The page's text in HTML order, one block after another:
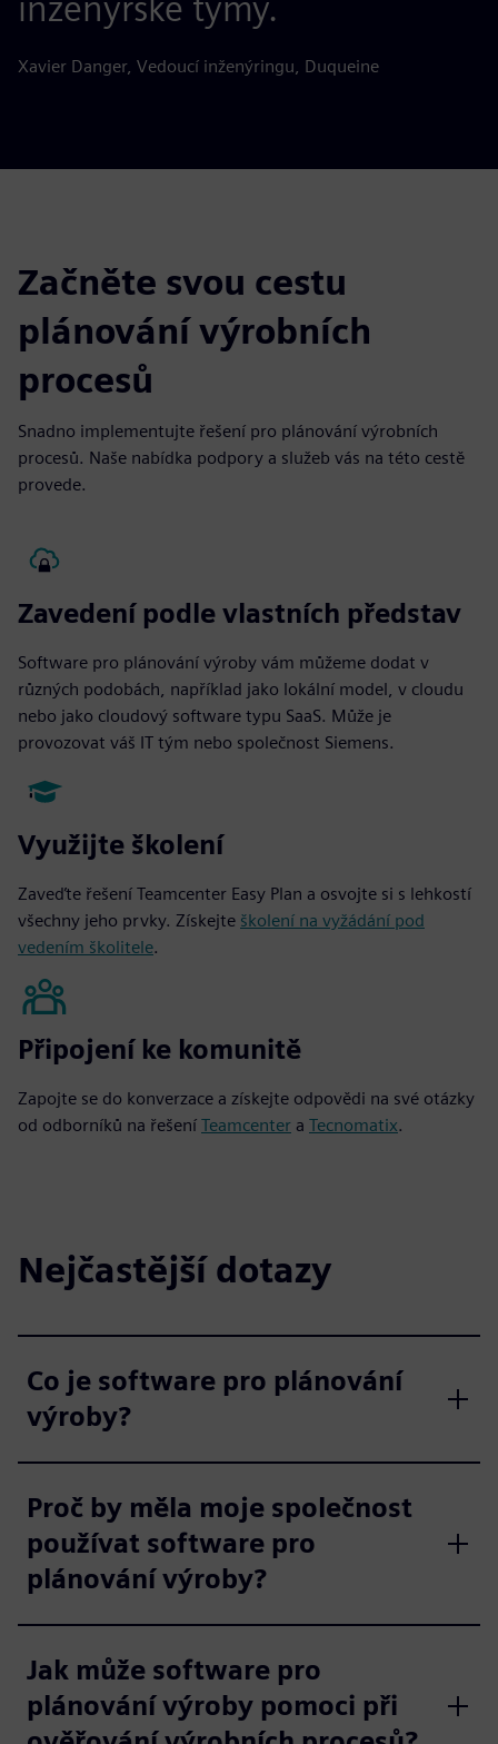
Xavier Danger, Vedoucí inženýringu, Duqueine
Začněte svou cestu
plánování výrobních
procesů
Snadno implementujte řešení pro plánování výrobních
procesů. Naše nabídka podpory a služeb vás na této cestě
provede.
Zavedení podle vlastních představ
Software pro plánování výroby vám můžeme dodat v
různých podobách, například jako lokální model, v cloudu
nebo jako cloudový software typu SaaS. Může je
provozovat váš IT tým nebo společnost Siemens.
Využijte školení
Zaveďte řešení Teamcenter Easy Plan a osvojte si s lehkostí
všechny jeho prvky. Získejte školení na vyžádání pod
vedením školitele.
Připojení ke komunitě
Zapojte se do konverzace a získejte odpovědi na své otázky
od odborníků na řešení Teamcenter a Tecnomatix.
Nejčastější dotazy
Co je software pro plánování
výroby?
Proč by měla moje společnost
používat software pro
plánování výroby?
Jak může software pro
plánování výroby pomoci při